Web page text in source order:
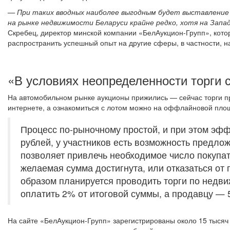
— При таких вводных наиболее выгодным будет
на рынке недвижимости Беларуси крайне редко, хотя на
Скребец, директор минской компании «БелАукцион-Групп»,
распространить успешный опыт на другие сферы, в частности,
«В условиях неопределенности
На автомобильном рынке аукционы прижились — сейчас торги
интернете, а ознакомиться с лотом можно на оффлайновой
Процесс по-рыночному простой, и при этом
рублей, у участников есть возможность
позволяет привлечь необходимое число
желаемая сумма достигнута, или отказаться
образом планируется проводить торги по
оплатить 2% от итоговой суммы, а продавцу —
На сайте «БелАукцион-Групп» зарегистрированы около 15